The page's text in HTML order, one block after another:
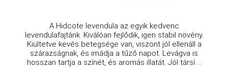
A Hidcote levendula az egyik kedvenc
levendulafajtánk. Kiválóan fejlődik, igen stabil növény.
Kiültetve kevés betegsége van, viszont jól ellenáll a
szárazságnak, és imádja a tűző napot. Levágva is
hosszan tartja a színét, és aromás illatát. Jól társí ...